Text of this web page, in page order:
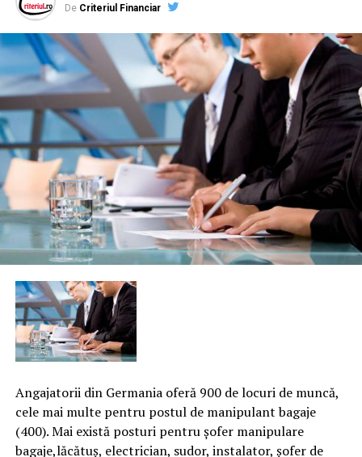
De Criteriul Financiar
Angajatorii din Germania oferă 900 de locuri de muncă,
cele mai multe pentru postul de manipulant bagaje
(400). Mai există posturi pentru şofer manipulare
bagaje,lăcătuş, electrician, sudor, instalator, şofer de